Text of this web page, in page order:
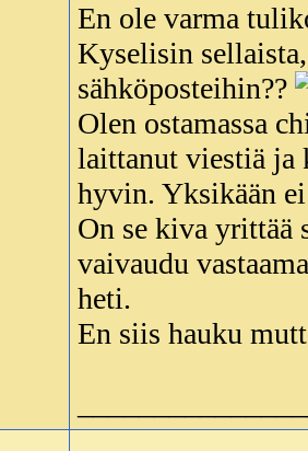
En ole varma
Kyselisin
sähköposteihin??
Olen ostamassa
laittanut viestiä ja
hyvin. Yksikään
On se kiva yrittää
vaivaudu
heti.
En siis hauku